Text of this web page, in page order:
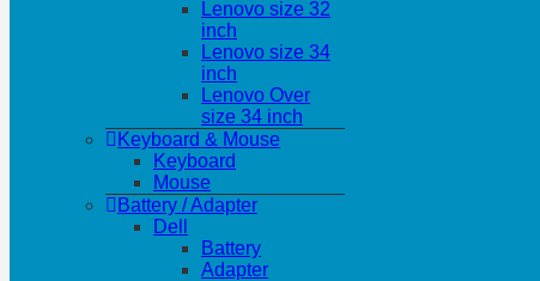
Lenovo size 32
inch
Lenovo size 34
inch
Lenovo Over
size 34 inch
Keyboard & Mouse
Keyboard
Mouse
Battery / Adapter
Dell
Battery
Adapter